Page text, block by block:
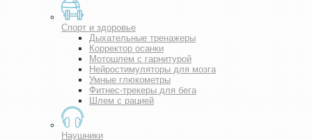
Спорт и здоровье
Дыхательные тренажеры
Корректор осанки
Мотошлем с гарнитурой
Нейростимуляторы для мозга
Умные глюкометры
Фитнес-трекеры для бега
Шлем с рацией
Наушники